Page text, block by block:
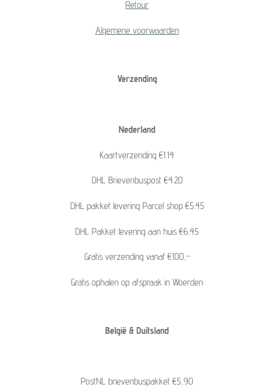
Retour
Algemene voorwaarden
Verzending
Nederland
Kaartverzending €1.14
DHL Brievenbuspost €4.20
DHL pakket levering Parcel shop €5.45
DHL Pakket levering aan huis €6.45
Gratis verzending vanaf €100,-
Gratis ophalen op afspraak in Woerden
België & Duitsland
PostNL brievenbuspakket €5,90